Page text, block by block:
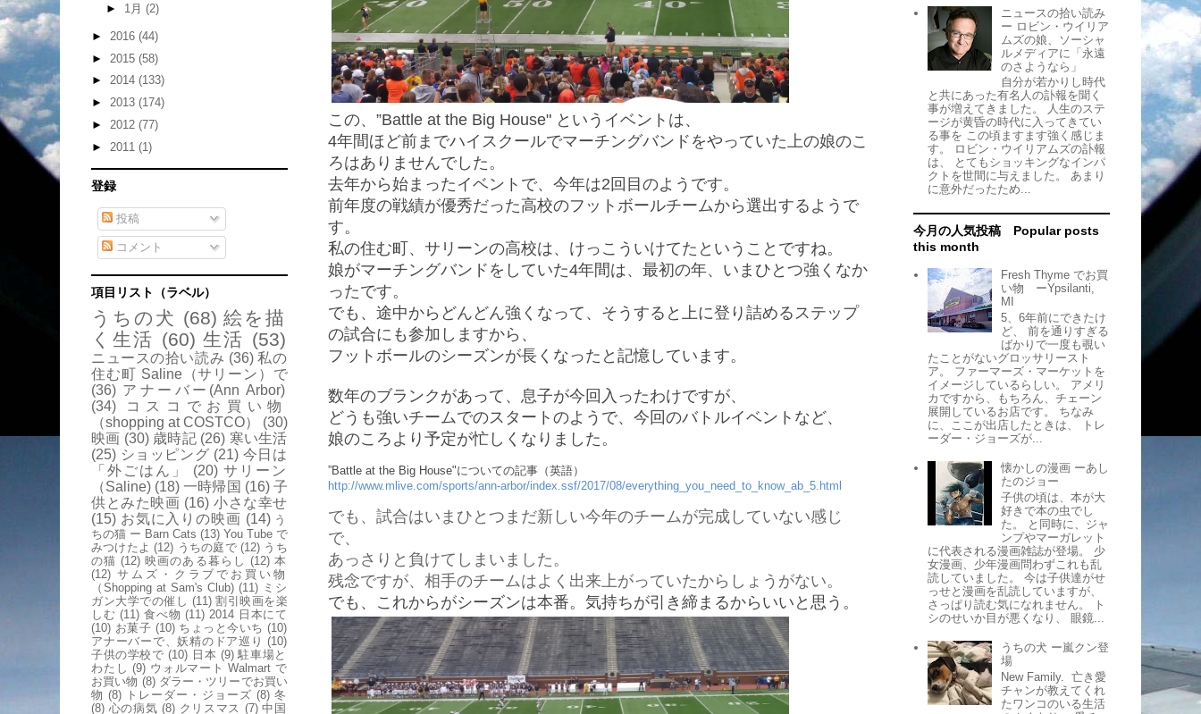
この、”Battle at the Big House" というイベントは、
4年間ほど前までハイスクールでマーチングバンドをやっていた上の娘のこ
ろはありませんでした。
去年から始まったイベントで、今年は2回目のようです。
前年度の戦績が優秀だった高校のフットボールチームから選出するようで
す。
私の住む町、サリーンの高校は、けっこういけてたということですね。
娘がマーチングバンドをしていた4年間は、最初の年、いまひとつ強くなか
ったです。
でも、途中からどんどん強くなって、そうすると上に登り詰めるステップ
の試合にも参加しますから、
フットボールのシーズンが長くなったと記憶しています。
数年のブランクがあって、息子が今回入ったわけですが、
どうも強いチームでのスタートのようで、今回のバトルイベントなど、
娘のころより予定が忙しくなりました。
”Battle at the Big House"についての記事（英語）
http://www.mlive.com/sports/ann-arbor/index.ssf/2017/08/everything_you_need_to_know_ab_5.html
でも、試合はいまひとつまだ新しい今年のチームが完成していない感じ
で、
あっさりと負けてしまいました。
残念ですが、相手のチームはよく出来上がっていたからしょうがない。
でも、これからがシーズンは本番。気持ちが引き締まるからいいと思う。
► 1月 (2)
► 2016 (44)
► 2015 (58)
► 2014 (133)
► 2013 (174)
► 2012 (77)
► 2011 (1)
登録
投稿
コメント
項目リスト（ラベル）
うちの犬 (68) 絵を描
く生活 (60) 生活 (53)
ニュースの拾い読み (36) 私の
住む町 Saline（サリーン）で
(36) アナーバー(Ann Arbor)
(34)
コスコでお買い物
（shopping at COSTCO）
(30)
映画 (30) 歳時記 (26) 寒い生活
(25) ショッピング (21) 今日は
「外ごはん」
(20) サリーン
（Saline) (18) 一時帰国 (16) 子
供とみた映画 (16) 小さな幸せ
(15) お気に入りの映画 (14) う
ちの猫 ー Barn Cats (13) You Tube で
みつけたよ (12) うちの庭で (12) うち
の猫 (12) 映画のある暮らし (12) 本
(12) サムズ・クラブでお買い物
（Shopping at Sam's Club) (11) ミシ
ガン大学での催し (11) 割引映画を楽
しむ (11) 食べ物 (11) 2014 日本にて
(10) お菓子 (10) ちょっと今いち (10)
アナーバーで、妖精のドア巡り (10)
子供の学校で (10) 日本 (9) 駐車場と
わたし (9) ウォルマート Walmart で
お買い物 (8) ダラー・ツリーでお買い
物 (8) トレーダー・ジョーズ (8) 冬
(8) 心の病気 (8) クリスマス (7) 中国
ニュースの拾い読み
ー ロビン・ウイリア
ムズの娘、ソーシャ
ルメディアに「永遠
のさようなら」
自分が若かりし時代
と共にあった有名人の訃報を聞く
事が増えてきました。 人生のステ
ージが黄昏の時代に入ってきてい
る事を この頃ますます強く感じま
す。 ロビン・ウイリアムズの訃報
は、 とてもショッキングなインパ
クトを世間に与えました。 あまり
に意外だったため...
今月の人気投稿 Popular posts
this month
Fresh Thyme でお買
い物 ーYpsilanti,
MI
5、6年前にできたけ
ど、 前を通りすぎる
ばかりで一度も覗い
たことがないグロッサリースト
ア。 ファーマーズ・マーケットを
イメージしているらしい。 アメリ
カですから、もちろん、チェーン
展開しているお店です。 ちなみ
に、ここが出店したときは、 トレ
ーダー・ジョーズが...
懐かしの漫画 ーあし
たのジョー
子供の頃は、本が大
好きで本の虫でし
た。 と同時に、ジャ
ンプやマーガレット
に代表される漫画雑誌が登場。 少
女漫画、少年漫画問わずこれも乱
読していました。 今は子供達がせ
っせと漫画を乱読していますが、
さっぱり読む気になれません。 ト
シのせいか目が悪くなり、 眼鏡...
うちの犬 ー嵐クン登
場
New Family. 亡き愛
チャンが教えてくれ
たワンコのいる生活